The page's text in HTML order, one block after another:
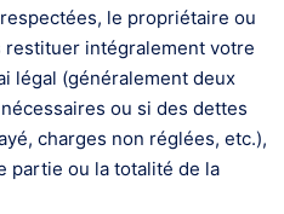
le propriétaire ou
restituer intégralement votre
légal (généralement deux
ou si des dettes
charges non réglées, etc.),
partie ou la totalité de la